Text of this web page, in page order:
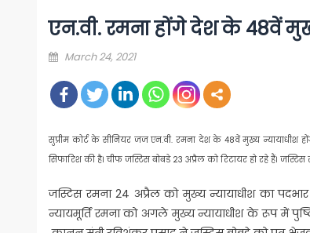
एन.वी. रमना होंगे देश के 48वें
Posted
March 24, 2021
सुप्रीम कोर्ट के सीनियर जज एन.वी. रमना देश के 48वें मुख्य न्यायाधीश
सिफारिश की है। चीफ जस्टिस बोबडे 23 अप्रैल को रिटायर हो रहे हैं। जस्टिस
जस्टिस रमना 24 अप्रैल को मुख्य न्यायाधीश का
न्यायमूर्ति रमना को अगले मुख्य न्यायाधीश के रूप में